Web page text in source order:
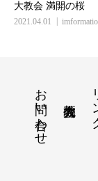
大教会 満開の桜
2021.04.01
お問い合わせ